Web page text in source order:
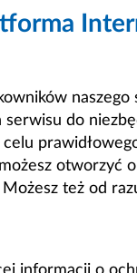
naszego
do
możesz
też od